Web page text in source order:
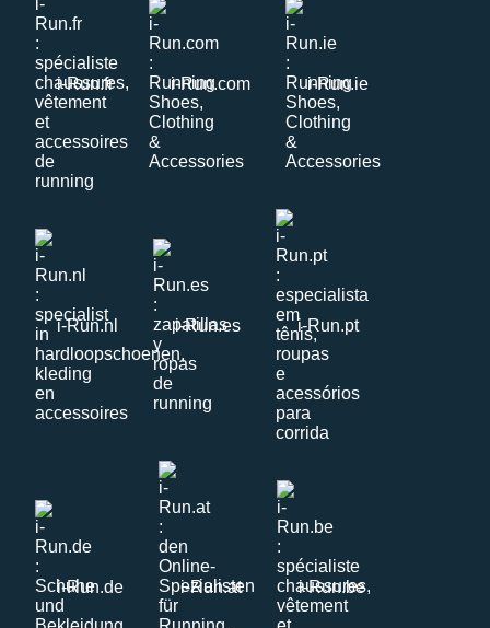
i-Run.fr i-Run.com i-Run.ie
i-Run.nl i-Run.es i-Run.pt
i-Run.de i-Run.at i-Run.be